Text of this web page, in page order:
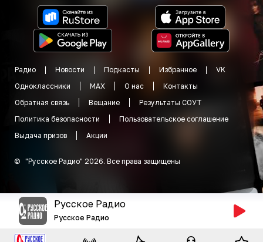
Радио Новости Подкасты Избранное
VK
Одноклассники
MAX О нас
Контакты
Обратная связь
Вещание
Результаты СОУТ
Политика безопасности
Пользовательское соглашение
Выдача призов
Акции
© "Русское Радио" 2026. Все права защищены
Русское Радио
Русское Радио